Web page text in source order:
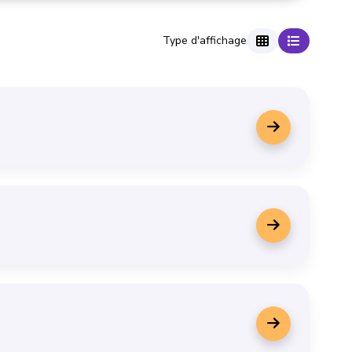
Type d'affichage Affichage en grille
Affichage